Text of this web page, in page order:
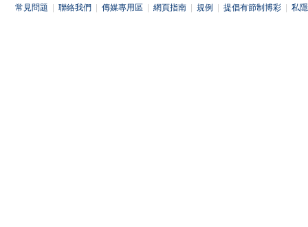
常見問題 聯絡我們 傳媒專用區 網頁指南 規例 提倡有節制博彩 私